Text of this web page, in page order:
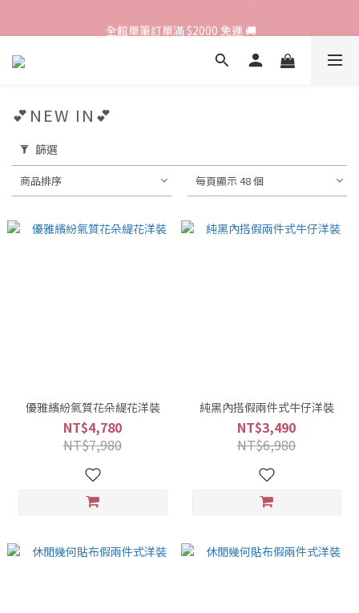
歡迎光臨 RED HOUSE! 新客註冊會員即贈$200購物金 ♥
💕NEW IN💕
篩選
商品排序 每頁顯示 48 個
優雅繽紛氣質花朵緹花洋裝
NT$4,780
NT$7,980
純黑內搭假兩件式牛仔洋裝
NT$3,490
NT$6,980